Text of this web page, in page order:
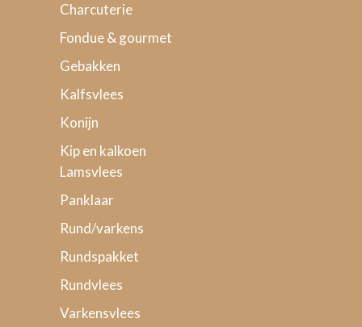
Charcuterie
Fondue & gourmet
Gebakken
Kalfsvlees
Konijn
Kip en kalkoen
Lamsvlees
Panklaar
Rund/varkens
Rundspakket
Rundvlees
Varkensvlees